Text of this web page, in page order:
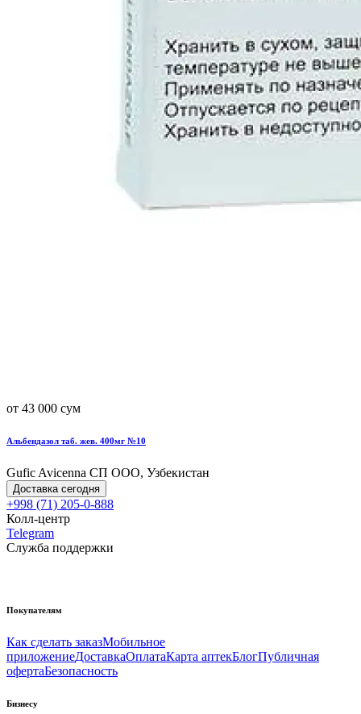
от 43 000 сум
Альбендазол таб. жев. 400мг №10
Gufic Avicenna СП ООО, Узбекистан
Доставка сегодня
+998 (71) 205-0-888
Колл-центр
Telegram
Служба поддержки
Покупателям
Как сделать заказМобильное
приложениеДоставкаОплатаКарта аптекБлогПубличная
офертаБезопасность
Бизнесу